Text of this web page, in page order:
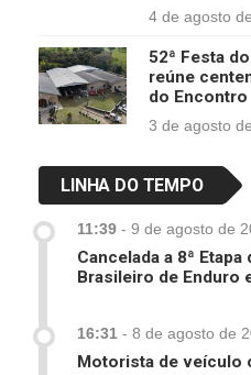
4 de agosto
52ª Festa
reúne
do Encontro
3 de agosto
LINHA DO TEMPO
11:39 - 9 de agosto de
Cancelada a 8ª
Brasileiro de Enduro
16:31 - 8 de agosto de
Motorista de veículo